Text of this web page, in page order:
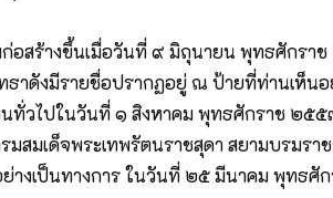
ก่อสร้างขึ้นเมื่อวันที่ ๙ มิถุนายน พุทธศักรา
ธาดังมีรายชื่อปรากฏอยู่ ณ ป้ายที่ท่านเห็น
ทั่วไปในวันที่ ๑ สิงหาคม พุทธศักราช ๒๕๕
มสมเด็จพระเทพรัตนราชสุดา สยามบรมรา
ย่างเป็นทางการ ในวันที่ ๒๕ มีนาคม พุทธศั